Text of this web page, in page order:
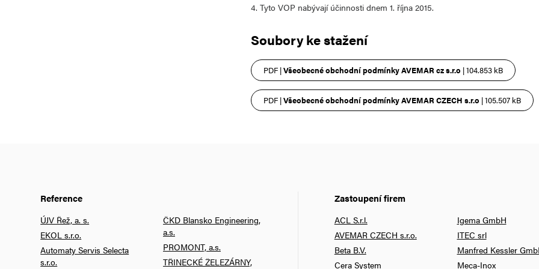
4. Tyto VOP nabývají účinnosti dnem 1. října 2015.
Soubory ke stažení
PDF |Všeobecné obchodní podmínky AVEMAR cz s.r.o | 104.853 kB
PDF |Všeobecné obchodní podmínky AVEMAR CZECH s.r.o | 105.507 kB
Reference
ÚJV Řež, a. s.
EKOL s.r.o.
Automaty Servis Selecta
s.r.o.
ČKD Blansko Engineering,
a.s.
PROMONT, a.s.
TŘINECKÉ ŽELEZÁRNY,
Zastoupení firem
ACL S.r.l.
AVEMAR CZECH s.r.o.
Beta B.V.
Cera System
Igema GmbH
ITEC srl
Manfred Kessler
Meca-Inox